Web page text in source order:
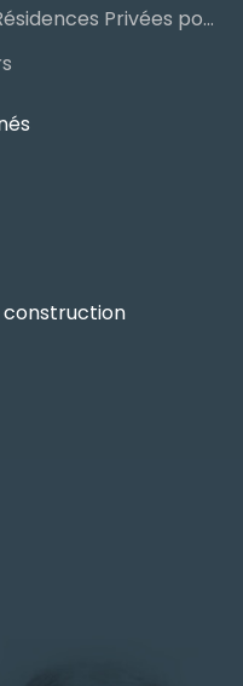
Le palmarès des meilleures Résidences Privées pour Aînés (RPA)
construction